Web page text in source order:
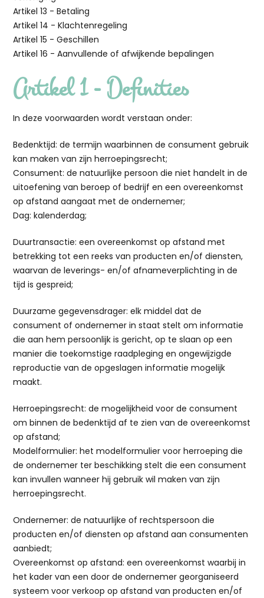
Artikel 13 - Betaling
Artikel 14 - Klachtenregeling
Artikel 15 - Geschillen
Artikel 16 - Aanvullende of afwijkende bepalingen
Artikel 1 - Definities
In deze voorwaarden wordt verstaan onder:
Bedenktijd: de termijn waarbinnen de consument gebruik
kan maken van zijn herroepingsrecht;
Consument: de natuurlijke persoon die niet handelt in de
uitoefening van beroep of bedrijf en een overeenkomst
op afstand aangaat met de ondernemer;
Dag: kalenderdag;
Duurtransactie: een overeenkomst op afstand met
betrekking tot een reeks van producten en/of diensten,
waarvan de leverings- en/of afnameverplichting in de
tijd is gespreid;
Duurzame gegevensdrager: elk middel dat de
consument of ondernemer in staat stelt om informatie
die aan hem persoonlijk is gericht, op te slaan op een
manier die toekomstige raadpleging en ongewijzigde
reproductie van de opgeslagen informatie mogelijk
maakt.
Herroepingsrecht: de mogelijkheid voor de consument
om binnen de bedenktijd af te zien van de overeenkomst
op afstand;
Modelformulier: het modelformulier voor herroeping die
de ondernemer ter beschikking stelt die een consument
kan invullen wanneer hij gebruik wil maken van zijn
herroepingsrecht.
Ondernemer: de natuurlijke of rechtspersoon die
producten en/of diensten op afstand aan consumenten
aanbiedt;
Overeenkomst op afstand: een overeenkomst waarbij in
het kader van een door de ondernemer georganiseerd
systeem voor verkoop op afstand van producten en/of